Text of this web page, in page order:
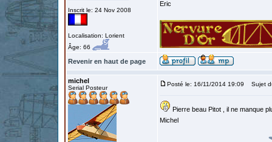
Inscrit le: 24 Nov 2008
Localisation: Lorient
Âge: 66
Eric
Revenir en haut de page
michel
Serial Posteur
Posté le: 16/11/2014 19:09 Sujet
Pierre beau Pitot , il ne manque
Michel